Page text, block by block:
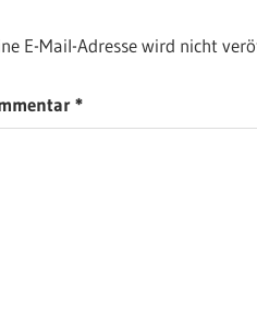
E-Mail-Adresse wird nicht
*